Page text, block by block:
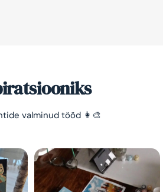
valminud tööd 👩‍🎨
-10%!